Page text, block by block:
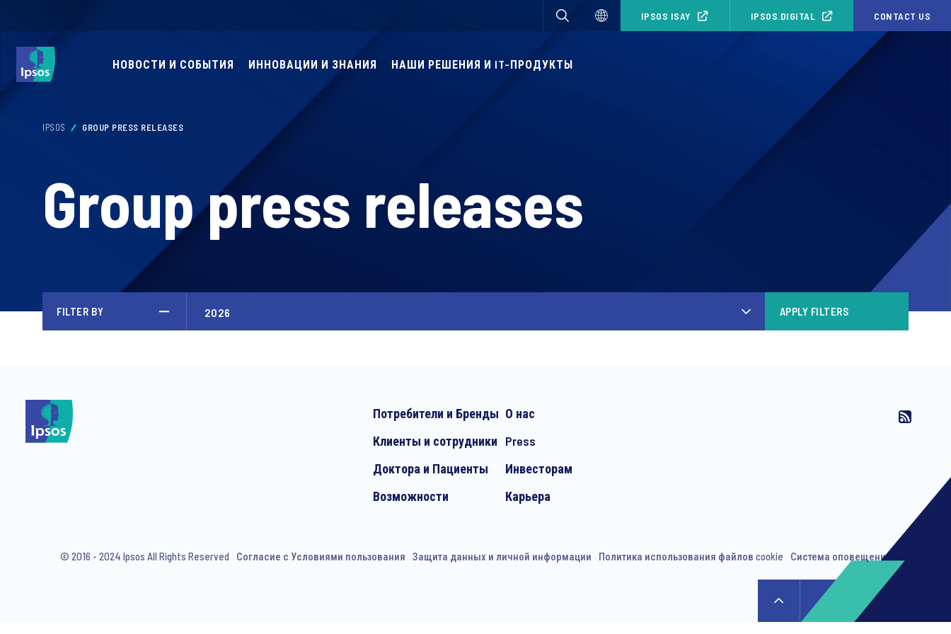
IPSOS ISAY IPSOS.DIGITAL CONTACT US
НОВОСТИ И СОБЫТИЯ ИННОВАЦИИ И ЗНАНИЯ НАШИ РЕШЕНИЯ И IT-ПРОДУКТЫ
IPSOS GROUP PRESS RELEASES
Group press releases
FILTER BY APPLY FILTERS
Потребители и Бренды
Клиенты и сотрудники
Доктора и Пациенты
Возможности
О нас
Press
Инвесторам
Карьера
© 2016 - 2024 Ipsos All Rights Reserved Согласие с Условиями пользования Защита данных и личной информации Политика использования файлов cookie Система оповещения